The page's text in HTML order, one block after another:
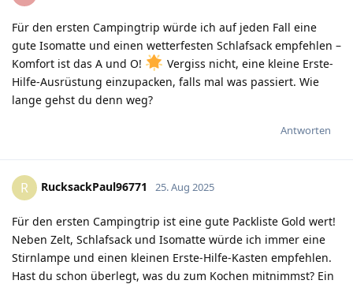
Für den ersten Campingtrip würde ich auf jeden Fall eine
gute Isomatte und einen wetterfesten Schlafsack empfehlen –
Komfort ist das A und O!
Vergiss nicht, eine kleine Erste-
Hilfe-Ausrüstung einzupacken, falls mal was passiert. Wie
lange gehst du denn weg?
Antworten
R RucksackPaul96771 25. Aug 2025
Für den ersten Campingtrip ist eine gute Packliste Gold wert!
Neben Zelt, Schlafsack und Isomatte würde ich immer eine
Stirnlampe und einen kleinen Erste-Hilfe-Kasten empfehlen.
Hast du schon überlegt, was du zum Kochen mitnimmst? Ein